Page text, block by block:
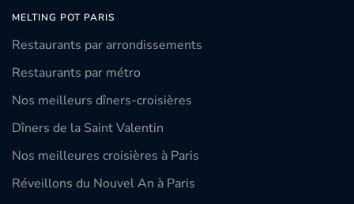
MELTING POT PARIS
Restaurants par arrondissements
Restaurants par métro
Nos meilleurs dîners-croisières
Dîners de la Saint Valentin
Nos meilleures croisières à Paris
Réveillons du Nouvel An à Paris